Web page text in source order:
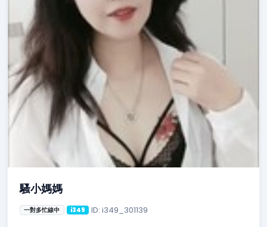
騷小媽媽
一對多忙線中 i349 ID: i349_301139